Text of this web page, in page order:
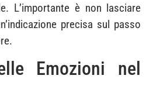
L’importante è non lasciare
precisa sul passo
Emozioni nel